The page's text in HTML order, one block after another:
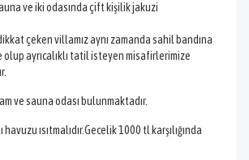
ve iki odasında çift kişilik jakuzi
çeken villamız aynı zamanda sahil bandına
ayrıcalıklı tatil isteyen misafirlerimize
ve sauna odası bulunmaktadır.
havuzu ısıtmalıdır.Gecelik 1000 tl karşılığında